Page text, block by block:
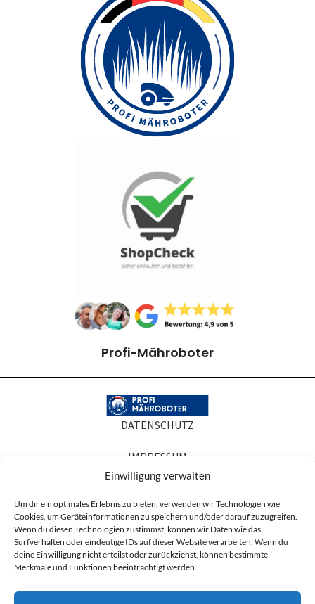
Einwilligung verwalten
Um dir ein optimales Erlebnis zu bieten, verwenden wir Technologien wie
Cookies, um Geräteinformationen zu speichern und/oder darauf zuzugreifen.
Wenn du diesen Technologien zustimmst, können wir Daten wie das
Surfverhalten oder eindeutige IDs auf dieser Website verarbeiten. Wenn du
deine Einwilligung nicht erteilst oder zurückziehst, können bestimmte
Merkmale und Funktionen beeinträchtigt werden.
Profi-Mähroboter
DATENSCHUTZ
IMPRESSUM
AGB
Produktabbildungen dienen der Illustration. Sie können Zubehör oder
Ausstattung zeigen, die nicht zum Lieferumfang gehören, und in Details vom
Artikelbeschreibung.